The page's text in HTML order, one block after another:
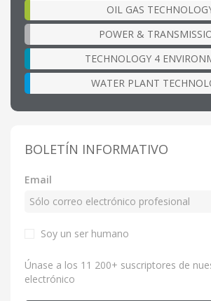
OIL GAS
POWER &
TECHNOLOGY 4
WATER PLANT
BOLETÍN INFORMATIVO
Email
Soy un ser humano
Únase a los 11 200+ suscriptores de
electrónico